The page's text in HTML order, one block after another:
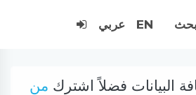
بحث EN عربي
البيانات فضلاً اشترك من